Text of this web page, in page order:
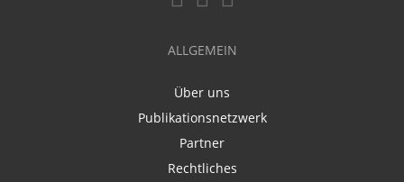
ALLGEMEIN
Über uns
Publikationsnetzwerk
Partner
Rechtliches